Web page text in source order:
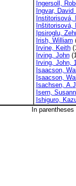
Ingersoll,
Ingvar, David
Institorisová,
Inštitorisová,
Ipsiroglu,
Irish, William
Irvine, Keith
Irving, John
Irving, John,
Isaacson,
Isaacson,
Isachsen, A.J
Isern,
Ishiguro,
In